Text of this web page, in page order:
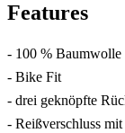
Features
- 100 % Baumwolle
- Bike Fit
- drei geknöpfte
- Reißverschluss